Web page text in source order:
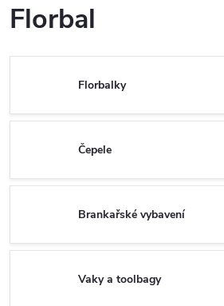
Florbal
Florbalky
Čepele
Brankařské vybavení
Vaky a toolbagy